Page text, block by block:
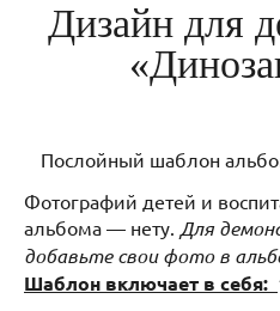
Дизайн для
Послойный шаблон
Фотографий детей и
альбома — нету. Для
добавьте свои фото в
Шаблон включает в себя: